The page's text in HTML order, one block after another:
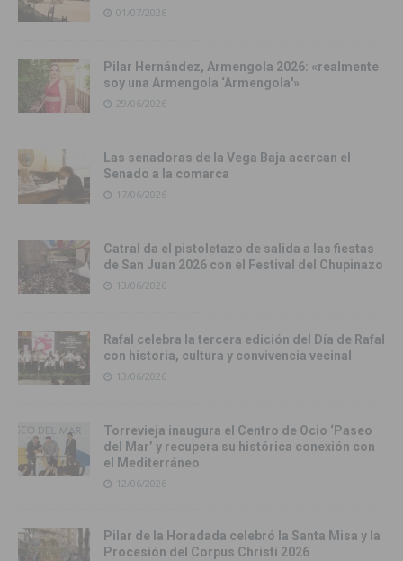
01/07/2026
Pilar Hernández, Armengola 2026: «realmente
soy una Armengola ‘Armengola'»
29/06/2026
Las senadoras de la Vega Baja acercan el
Senado a la comarca
17/06/2026
Catral da el pistoletazo de salida a las fiestas
de San Juan 2026 con el Festival del Chupinazo
13/06/2026
Rafal celebra la tercera edición del Día de Rafal
con historia, cultura y convivencia vecinal
13/06/2026
Torrevieja inaugura el Centro de Ocio ‘Paseo
del Mar’ y recupera su histórica conexión con
el Mediterráneo
12/06/2026
Pilar de la Horadada celebró la Santa Misa y la
Procesión del Corpus Christi 2026